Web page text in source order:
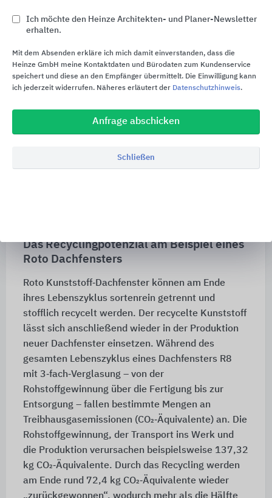
Das Recyclingpotenzial am Beispiel eines
Roto Dachfensters
Roto Kunststoff‑Dachfenster können am Ende
ihres Lebenszyklus sortenrein getrennt und
stofflich recycelt werden. Der recycelte Kunststoff
lässt sich anschließend wieder in der Produktion
neuer Dachfenster einsetzen. Während des
gesamten Lebenszyklus eines Dachfensters R8
mit 3‑fach‑Verglasung – von der
Rohstoffgewinnung über die Fertigung bis zur
Entsorgung – fallen bestimmte Mengen an
Treibhausgasemissionen (CO₂‑Äquivalente) an. Die
Rohstoffgewinnung, der Transport ins Werk und
die Produktion verursachen beispielsweise 137,32
kg CO₂‑Äquivalente. Durch das Recycling werden
am Ende rund 72,4 kg CO₂‑Äquivalente wieder
Ich möchte den Heinze Architekten- und Planer-Newsletter
erhalten.
Mit dem Absenden erkläre ich mich damit einverstanden, dass die
Heinze GmbH meine Kontaktdaten und Bürodaten zum Kundenservice
speichert und diese an den Empfänger übermittelt. Die Einwilligung kann
ich jederzeit widerrufen. Näheres erläutert der Datenschutzhinweis.
Anfrage abschicken
Schließen